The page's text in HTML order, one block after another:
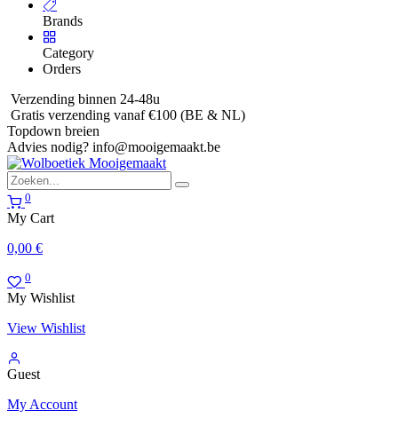
Brands
Category
Orders
Verzending binnen 24-48u
Gratis verzending vanaf €100 (BE & NL)
Topdown breien
Advies nodig? info@mooigemaakt.be
0
My Cart
0,00 €
0
My Wishlist
View Wishlist
Guest
My Account